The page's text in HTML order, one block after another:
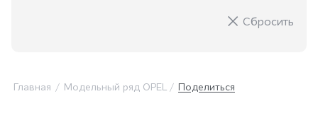
Сбросить
Главная Модельный ряд OPEL Поделиться